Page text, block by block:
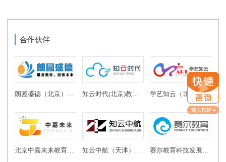
合作伙伴
朗园盛德（北京）教育投资有限公司 知云时代(北京)教育科技有限公司 学艺知云（北京）教育科技有限公司